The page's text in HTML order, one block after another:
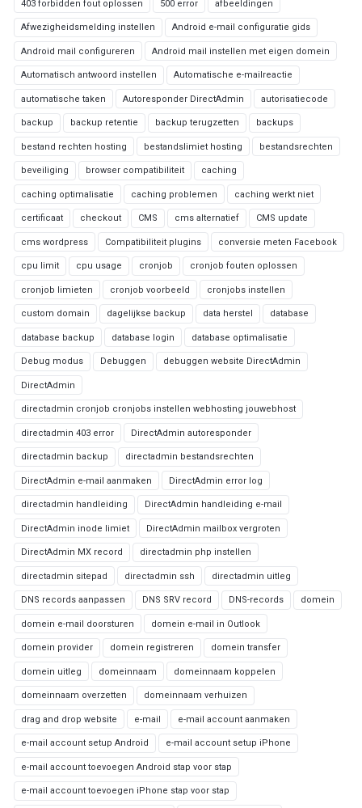
403 forbidden fout oplossen 500 error afbeeldingen
Afwezigheidsmelding instellen Android e-mail configuratie gids
Android mail configureren Android mail instellen met eigen domein
Automatisch antwoord instellen Automatische e-mailreactie
automatische taken Autoresponder DirectAdmin autorisatiecode
backup backup retentie backup terugzetten backups
bestand rechten hosting bestandslimiet hosting bestandsrechten
beveiliging browser compatibiliteit caching
caching optimalisatie caching problemen caching werkt niet
certificaat checkout CMS cms alternatief CMS update
cms wordpress Compatibiliteit plugins conversie meten Facebook
cpu limit cpu usage cronjob cronjob fouten oplossen
cronjob limieten cronjob voorbeeld cronjobs instellen
custom domain dagelijkse backup data herstel database
database backup database login database optimalisatie
Debug modus Debuggen debuggen website DirectAdmin
DirectAdmin
directadmin cronjob cronjobs instellen webhosting jouwebhost
directadmin 403 error DirectAdmin autoresponder
directadmin backup directadmin bestandsrechten
DirectAdmin e-mail aanmaken DirectAdmin error log
directadmin handleiding DirectAdmin handleiding e-mail
DirectAdmin inode limiet DirectAdmin mailbox vergroten
DirectAdmin MX record directadmin php instellen
directadmin sitepad directadmin ssh directadmin uitleg
DNS records aanpassen DNS SRV record DNS-records domein
domein e-mail doorsturen domein e-mail in Outlook
domein provider domein registreren domein transfer
domein uitleg domeinnaam domeinnaam koppelen
domeinnaam overzetten domeinnaam verhuizen
drag and drop website e-mail e-mail account aanmaken
e-mail account setup Android e-mail account setup iPhone
e-mail account toevoegen Android stap voor stap
e-mail account toevoegen iPhone stap voor stap